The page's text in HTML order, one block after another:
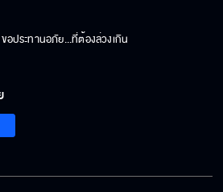
ขอประทานอภัย...ที่ต้องล่วงเกิน
ท่านไปเถอะ เราอาบเองได้